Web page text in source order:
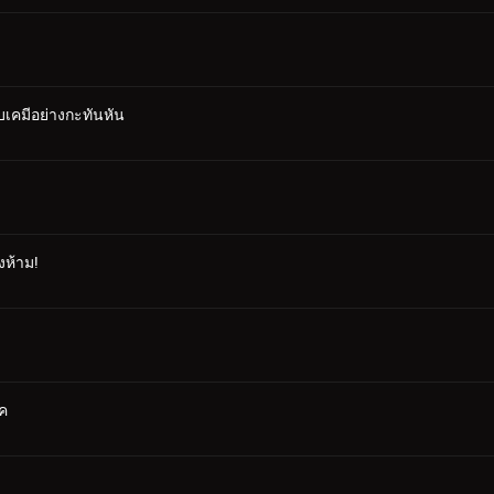
เคมีอย่างกะทันหัน
ห้าม!